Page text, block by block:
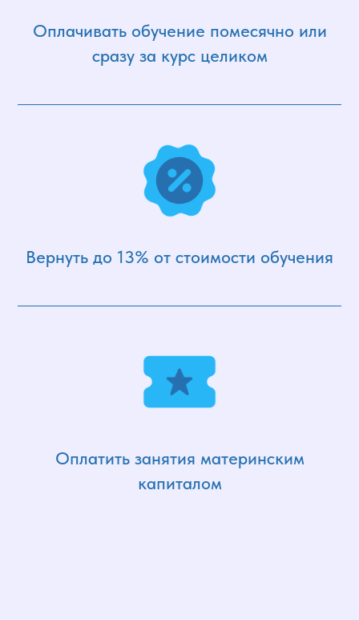
Оплачивать обучение помесячно или
сразу за курс целиком
Вернуть до 13% от стоимости обучения
Оплатить занятия материнским
капиталом